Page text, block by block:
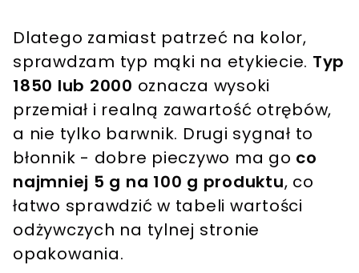
Dlatego zamiast patrzeć na kolor,
sprawdzam typ mąki na etykiecie. Typ
1850 lub 2000 oznacza wysoki
przemiał i realną zawartość otrębów,
a nie tylko barwnik. Drugi sygnał to
błonnik - dobre pieczywo ma go co
najmniej 5 g na 100 g produktu, co
łatwo sprawdzić w tabeli wartości
odżywczych na tylnej stronie
opakowania.